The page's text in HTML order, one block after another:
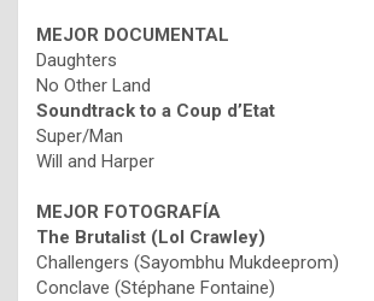
MEJOR DOCUMENTAL
Daughters
No Other Land
Soundtrack to a Coup d’Etat
Super/Man
Will and Harper
MEJOR FOTOGRAFÍA
The Brutalist (Lol Crawley)
Challengers (Sayombhu Mukdeeprom)
Conclave (Stéphane Fontaine)